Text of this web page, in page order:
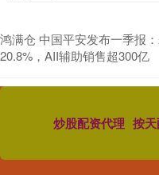
鸿满仓 中国平安发布一季报
20.8%，AII辅助销售超300亿
炒股配资代理 按